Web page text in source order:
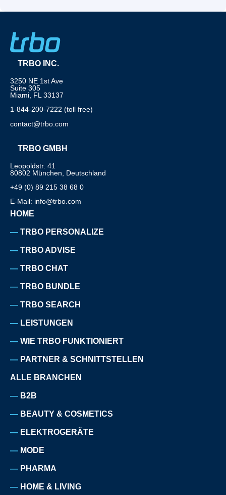
TRBO INC.
3250 NE 1st Ave
Suite 305
Miami, FL 33137
1-844-200-7222 (toll free)
contact@trbo.com
TRBO GMBH
Leopoldstr. 41
80802 München, Deutschland
+49 (0) 89 215 38 68 0
E-Mail: info@trbo.com
HOME
TRBO PERSONALIZE
TRBO ADVISE
TRBO CHAT
TRBO BUNDLE
TRBO SEARCH
LEISTUNGEN
WIE TRBO FUNKTIONIERT
PARTNER & SCHNITTSTELLEN
ALLE BRANCHEN
B2B
BEAUTY & COSMETICS
ELEKTROGERÄTE
MODE
PHARMA
HOME & LIVING